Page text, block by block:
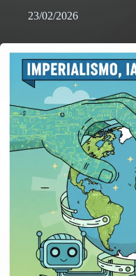
23/02/2026